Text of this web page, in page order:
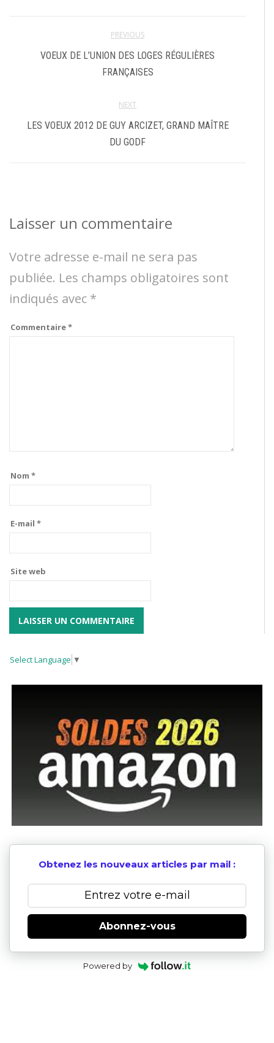
PREVIOUS
VOEUX DE L’UNION DES LOGES RÉGULIÈRES
FRANÇAISES
NEXT
LES VOEUX 2012 DE GUY ARCIZET, GRAND MAÎTRE
DU GODF
Laisser un commentaire
Votre adresse e-mail ne sera pas
publiée. Les champs obligatoires sont
indiqués avec *
Commentaire*
Nom *
E-mail *
Site web
Select Language ▼
Obtenez les nouveaux articles par mail :
Abonnez-vous
Powered by